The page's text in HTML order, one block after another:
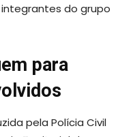
do grupo
para
pela Polícia Civil